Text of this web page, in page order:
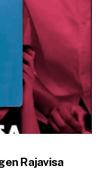
Rajavisa